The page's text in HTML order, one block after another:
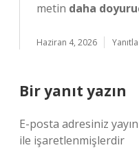
metin daha
Haziran 4, 2026 Yanıtla
Bir yanıt yazın
E-posta adresiniz
ile işaretlenmişlerdir